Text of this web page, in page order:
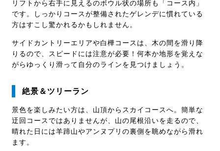
リフトから右手に見えるのボウル状の場所も「コース内」
です。しっかりコースが整備されたゲレンデに慣れている
方はすこし驚かれるかもしれません。
サイドカントリーエリアや白樺コースは、木の間を滑り降
りるので、スピードには注意が必要！何本か地形を覚えな
がらゆっくり滑って自分のラインを見つけましょう。
絶景＆ツリーラン
景色を楽しみたい方は、山頂からスカイコースへ。簡単な
迂回コースではありませんが、山の尾根沿いを走るので、
晴れた日には羊蹄山やアンヌプリの裏側を眺めながら滑れ
ます。